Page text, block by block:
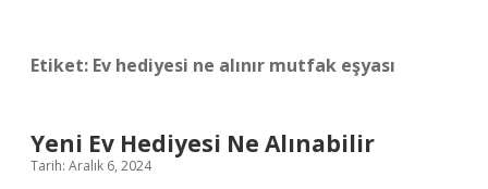
Etiket: Ev hediyesi ne alınır mutfak eşyası
Yeni Ev Hediyesi Ne Alınabilir
Tarih: Aralık 6, 2024